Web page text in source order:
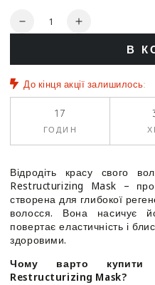
Кількість
Зменшити
для
відновлення
пошкодженого
волосся
Damaged
Hair
Restructurizing
Mask
Збільшити
для
відновлення
Damaged
Hair
Mask
В
До кінця акції залишилось:
17
ГОДИН
Відродіть красу свого
Restructurizing Mask –
створена для глибокої
волосся. Вона насичує
повертає еластичність і
здоровими.
Чому варто
Restructurizing Mask?